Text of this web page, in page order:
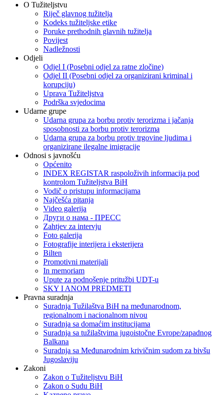
O Tužiteljstvu
Riječ glavnog tužitelja
Kodeks tužiteljske etike
Poruke prethodnih glavnih tužitelja
Povijest
Nadležnosti
Odjeli
Odjel I (Posebni odjel za ratne zločine)
Odjel II (Posebni odjel za organizirani kriminal i
korupciju)
Uprava Tužiteljstva
Podrška svjedocima
Udarne grupe
Udarna grupa za borbu protiv terorizma i jačanja
sposobnosti za borbu protiv terorizma
Udarna grupa za borbu protiv trgovine ljudima i
organizirane ilegalne imigracije
Odnosi s javnošću
Općenito
INDEX REGISTAR raspoloživih informacija pod
kontrolom Tužiteljstva BiH
Vodič o pristupu informacijama
Najčešća pitanja
Video galerija
Други о нама - ПРЕСC
Zahtjev za intervju
Foto galerija
Fotografije interijera i eksterijera
Bilten
Promotivni materijali
In memoriam
Upute za podnošenje pritužbi UDT-u
SKY I ANOM PREDMETI
Pravna suradnja
Suradnja Tužilaštva BiH na međunarodnom,
regionalnom i nacionalnom nivou
Suradnja sa domaćim institucijama
Suradnja sa tužilaštvima jugoistočne Evrope/zapadnog
Balkana
Suradnja sa Međunarodnim krivičnim sudom za bivšu
Jugoslaviju
Zakoni
Zakon o Тužiteljstvu BiH
Zakon o Sudu BiH